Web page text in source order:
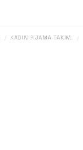
/ KADIN PIJAMA TAKIMI /